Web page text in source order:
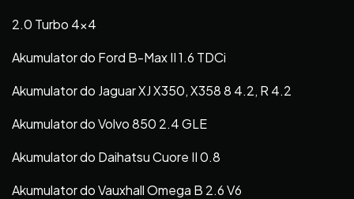
2.0 Turbo 4×4
Akumulator do Ford B-Max II 1.6 TDCi
Akumulator do Jaguar XJ X350, X358 8 4.2, R 4.2
Akumulator do Volvo 850 2.4 GLE
Akumulator do Daihatsu Cuore II 0.8
Akumulator do Vauxhall Omega B 2.6 V6